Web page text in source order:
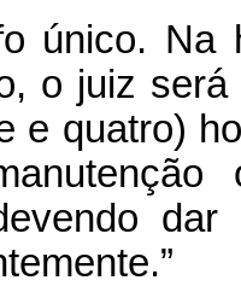
único.
o juiz
e quatro)